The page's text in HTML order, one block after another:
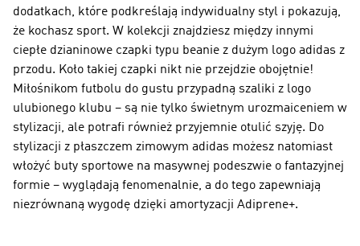
dodatkach, które podkreślają indywidualny styl i pokazują,
że kochasz sport. W kolekcji znajdziesz między innymi
ciepłe dzianinowe czapki typu beanie z dużym logo adidas z
przodu. Koło takiej czapki nikt nie przejdzie obojętnie!
Miłośnikom futbolu do gustu przypadną szaliki z logo
ulubionego klubu – są nie tylko świetnym urozmaiceniem w
stylizacji, ale potrafi również przyjemnie otulić szyję. Do
stylizacji z płaszczem zimowym adidas możesz natomiast
włożyć buty sportowe na masywnej podeszwie o fantazyjnej
formie – wyglądają fenomenalnie, a do tego zapewniają
niezrównaną wygodę dzięki amortyzacji Adiprene+.